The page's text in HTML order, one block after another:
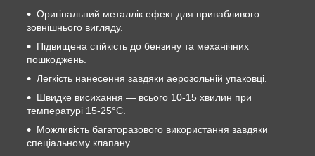
Оригінальний металлік ефект для привабливого
зовнішнього вигляду.
Підвищена стійкість до бензину та механічних
пошкоджень.
Легкість нанесення завдяки аерозольній упаковці.
Швидке висихання — всього 10-15 хвилин при
температурі 15-25°C.
Можливість багаторазового використання завдяки
спеціальному клапану.